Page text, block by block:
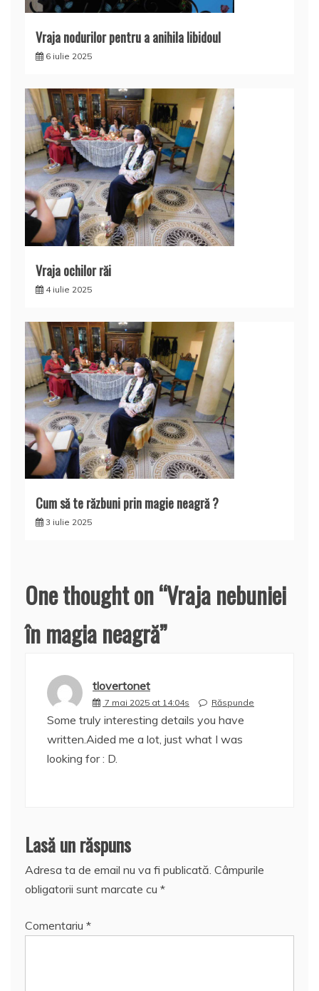
Vraja nodurilor pentru a anihila libidoul
6 iulie 2025
Vraja ochilor răi
4 iulie 2025
Cum să te răzbuni prin magie neagră ?
3 iulie 2025
One thought on “Vraja nebuniei
în magia neagră”
tlovertonet
7 mai 2025 at 14:04s Răspunde
Some truly interesting details you have
written.Aided me a lot, just what I was
looking for : D.
Lasă un răspuns
Adresa ta de email nu va fi publicată. Câmpurile
obligatorii sunt marcate cu *
Comentariu *